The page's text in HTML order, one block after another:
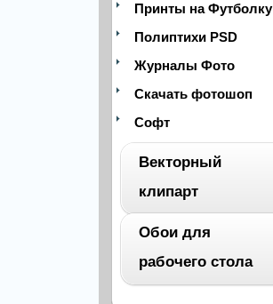
Принты на Футболку
Полиптихи PSD
Журналы Фото
Скачать фотошоп
Софт
Векторный
клипарт
Архитектура
Обои для
рабочего стола